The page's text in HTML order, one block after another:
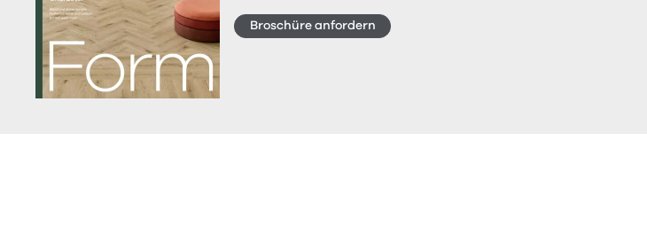
Broschüre anfordern